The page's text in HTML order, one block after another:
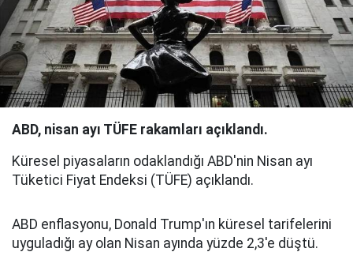
ABD, nisan ayı TÜFE rakamları açıklandı.
Küresel piyasaların odaklandığı ABD'nin Nisan ayı
Tüketici Fiyat Endeksi (TÜFE) açıklandı.
ABD enflasyonu, Donald Trump'ın küresel tarifelerini
uyguladığı ay olan Nisan ayında yüzde 2,3'e düştü.